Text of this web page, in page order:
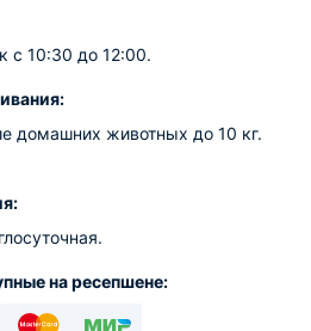
с 10:30 до 12:00.
домашних животных до 10 кг.
на ресепшене: